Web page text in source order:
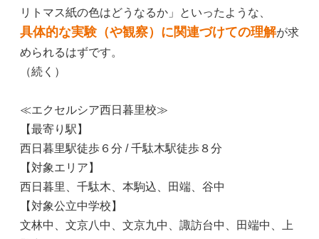
リトマス紙の色はどうなるか」といったような、
具体的な実験（や観察）に関連づけての理解が求
められるはずです。
（続く）
≪エクセルシア西日暮里校≫
【最寄り駅】
西日暮里駅徒歩６分 / 千駄木駅徒歩８分
【対象エリア】
西日暮里、千駄木、本駒込、田端、谷中
【対象公立中学校】
文林中、文京八中、文京九中、諏訪台中、田端中、上